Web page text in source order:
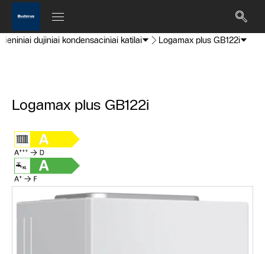
Sieniniai dujiniai kondensaciniai katilai Logamax plus GB122i
Logamax plus GB122i